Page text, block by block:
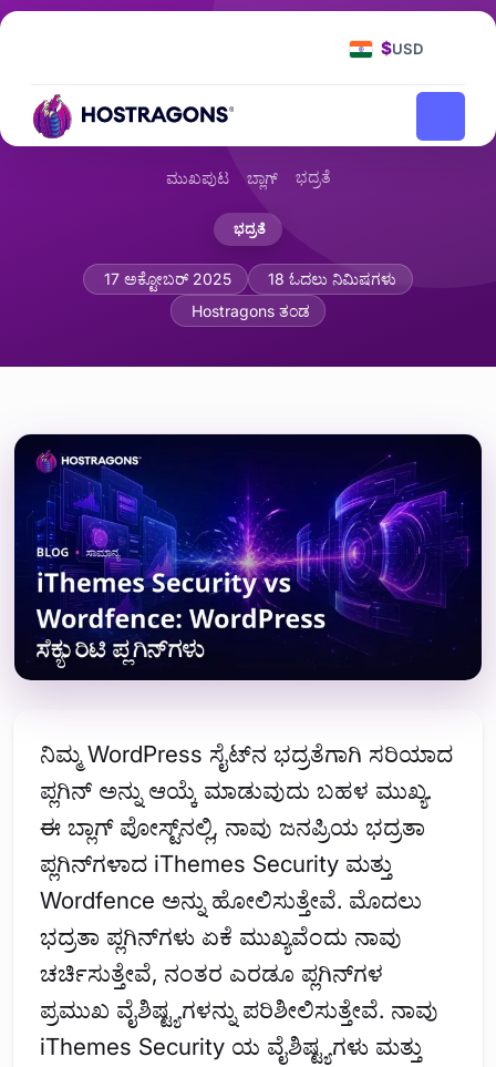
$USD
ಮುಖಪುಟ ಬ್ಲಾಗ್ ಭದ್ರತೆ
ಭದ್ರತೆ
iThemes Security vs Wordfence:
17 ಅಕ್ಟೋಬರ್ 2025
18 ಓದಲು ನಿಮಿಷಗಳು
Hostragons ತಂಡ
ನಿಮ್ಮ WordPress ಸೈಟ್‌ನ ಭದ್ರತೆಗಾಗಿ ಸರಿಯಾದ
ಪ್ಲಗಿನ್ ಅನ್ನು ಆಯ್ಕೆ ಮಾಡುವುದು ಬಹಳ ಮುಖ್ಯ.
ಈ ಬ್ಲಾಗ್ ಪೋಸ್ಟ್‌ನಲ್ಲಿ, ನಾವು ಜನಪ್ರಿಯ ಭದ್ರತಾ
ಪ್ಲಗಿನ್‌ಗಳಾದ iThemes Security ಮತ್ತು
Wordfence ಅನ್ನು ಹೋಲಿಸುತ್ತೇವೆ. ಮೊದಲು
ಭದ್ರತಾ ಪ್ಲಗಿನ್‌ಗಳು ಏಕೆ ಮುಖ್ಯವೆಂದು ನಾವು
ಚರ್ಚಿಸುತ್ತೇವೆ, ನಂತರ ಎರಡೂ ಪ್ಲಗಿನ್‌ಗಳ
ಪ್ರಮುಖ ವೈಶಿಷ್ಟ್ಯಗಳನ್ನು ಪರಿಶೀಲಿಸುತ್ತೇವೆ. ನಾವು
iThemes Security ಯ ವೈಶಿಷ್ಟ್ಯಗಳು ಮತ್ತು